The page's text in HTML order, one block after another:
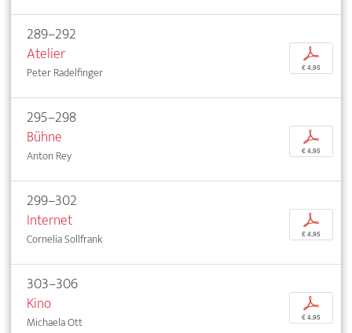
289–292
Atelier
Peter Radelfinger
p
€ 4,95
295–298
Bühne
Anton Rey
p
€ 4,95
299–302
Internet
Cornelia Sollfrank
p
€ 4,95
303–306
Kino
Michaela Ott
p
€ 4,95